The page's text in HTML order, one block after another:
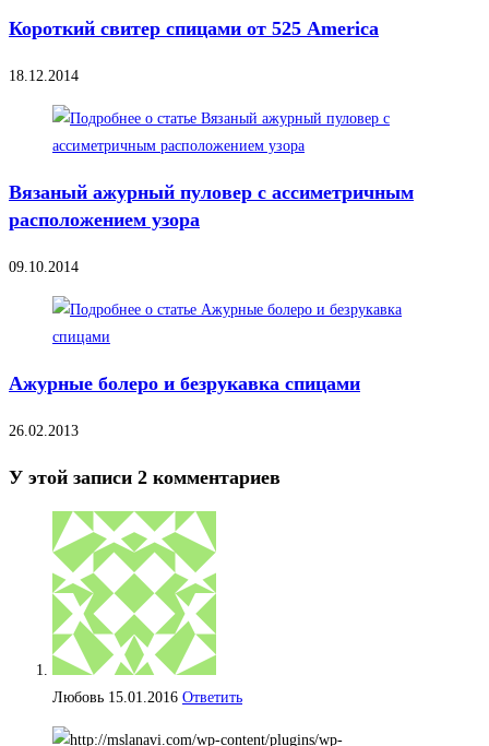
Короткий свитер спицами от 525 America
18.12.2014
Вязаный ажурный пуловер с ассиметричным
расположением узора
09.10.2014
Ажурные болеро и безрукавка спицами
26.02.2013
У этой записи 2 комментариев
Любовь 15.01.2016 Ответить